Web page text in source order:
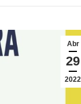
Abr
29
2022